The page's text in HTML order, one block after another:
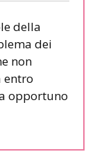
della
dei
non
entro
opportuno